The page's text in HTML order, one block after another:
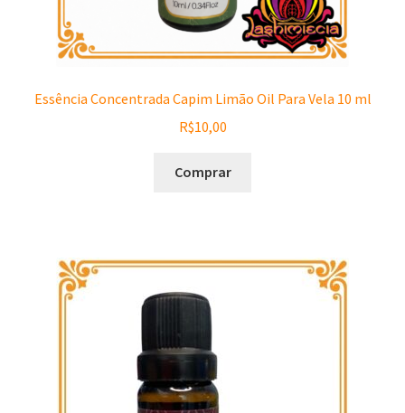
Essência Concentrada Capim Limão Oil Para Vela 10 ml
R$10,00
Comprar